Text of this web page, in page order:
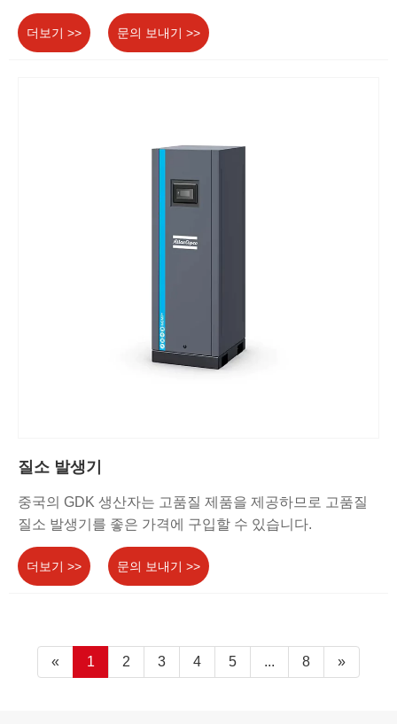
더보기 >> 문의 보내기 >>
질소 발생기
중국의 GDK 생산자는 고품질 제품을 제공하므로 고품질
질소 발생기를 좋은 가격에 구입할 수 있습니다.
더보기 >> 문의 보내기 >>
« 1 2 3 4 5 ... 8 »